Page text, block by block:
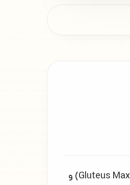
حرکت اسکوات گنبدی جانبی با بالانس تر (Balance Trainer Lateral Dome Squats) تمرینی برای تقویت عضلات پا، سرینی بزرگ (Gluteus Maximus) و